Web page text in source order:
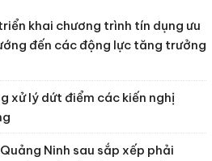
khai chương trình tín dụng ưu
đến các động lực tăng trưởng
xử lý dứt điểm các kiến nghị
Ninh sau sắp xếp phải